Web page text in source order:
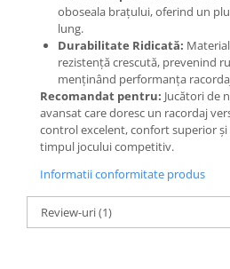
oboseala brațului, oferind un
lung.
Durabilitate Ridicată:
rezistență crescută, prevenind
menținând performanța
Recomandat pentru: Jucători de
avansat care doresc un racordaj
control excelent, confort superior
timpul jocului competitiv.
Informatii conformitate produs
Review-uri(1)